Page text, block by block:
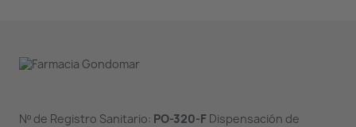
Nº de Registro Sanitario: PO-320-FDispensación de